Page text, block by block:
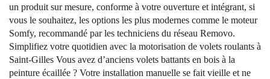
un produit sur mesure, conforme à votre ouverture et intégrant, si
vous le souhaitez, les options les plus modernes comme le moteur
Somfy, recommandé par les techniciens du réseau Removo.
Simplifiez votre quotidien avec la motorisation de volets roulants à
Saint-Gilles Vous avez d’anciens volets battants en bois à la
peinture écaillée ? Votre installation manuelle se fait vieille et ne